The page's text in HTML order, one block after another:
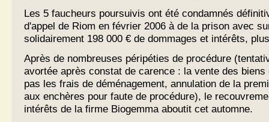
Les 5 faucheurs poursuivis ont été condamnés
d'appel de Riom en février 2006 à de la prison avec
solidairement 198 000 € de dommages et intérêts,
Après de nombreuses péripéties de procédure
avortée après constat de carence : la vente des
pas les frais de déménagement, annulation de la
aux enchères pour faute de procédure), le
intérêts de la firme Biogemma aboutit cet automne.